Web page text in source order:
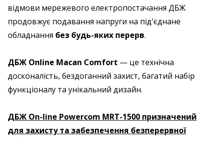
відмови мережевого електропостачання ДБЖ
продовжує подавання напруги на під'єднане
обладнання без будь-яких перерв.
ДБЖ Online Macan Comfort — це технічна
досконалість, бездоганний захист, багатий набір
функціоналу та унікальний дизайн.
ДБЖ On-line Powercom MRT-1500 призначений
для захисту та забезпечення безперервної